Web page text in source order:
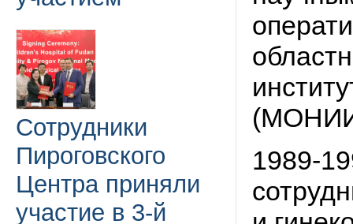
Сотрудники
Пироговского
Центра приняли
участие в 3-й
1989-